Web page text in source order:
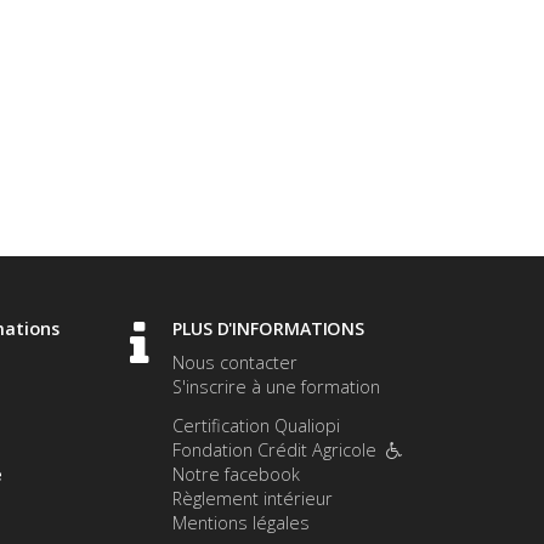
PLUS D'INFORMATIONS
Nous contacter
S'inscrire à une formation
Certification Qualiopi
Fondation Crédit Agricole
Notre facebook
Règlement intérieur
Mentions légales